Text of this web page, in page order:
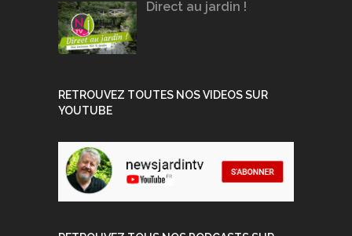
Direct au jardin !
RETROUVEZ TOUTES NOS VIDEOS SUR
YOUTUBE